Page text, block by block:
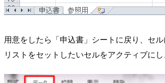
用意をしたら「申込書」シートに戻り、セル
リストをセットしたいセルをアクティブに